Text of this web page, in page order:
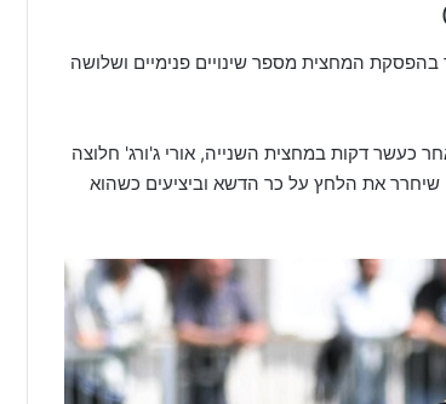
המחצית מספר שינויים פנימיים ושלושה
דקות במחצית השנייה, אורי ג'ורג' חלוצה
את הלחץ על כר הדשא וביציעים כשהוא